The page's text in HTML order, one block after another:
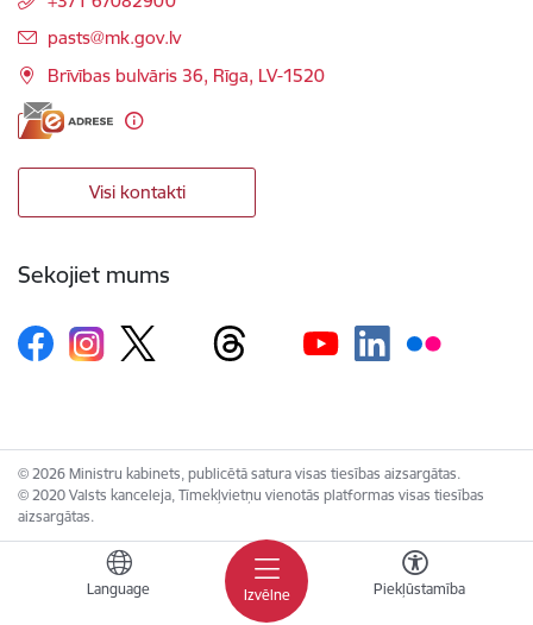
Izvēlne
Language Piekļūstamība
E-pasts:
pasts@mk.gov.lv
Brīvības bulvāris 36, Rīga, LV-1520
Visi kontakti
Sekojiet mums
© 2026 Ministru kabinets, publicētā satura visas tiesības aizsargātas.
© 2020 Valsts kanceleja, Tīmekļvietņu vienotās platformas visas tiesības
aizsargātas.